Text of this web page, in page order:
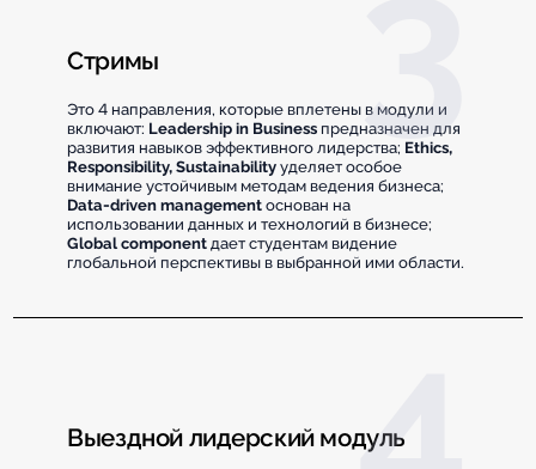
Стримы
Это 4 направления, которые вплетены в модули и
включают: Leadership in Business предназначен для
развития навыков эффективного лидерства; Ethics,
Responsibility, Sustainabilityуделяет особое
внимание устойчивым методам ведения бизнеса;
Data-driven management основан на
использовании данных и технологий в бизнесе;
Global componentдает студентам видение
глобальной перспективы в выбранной ими области.
Выездной лидерский модуль